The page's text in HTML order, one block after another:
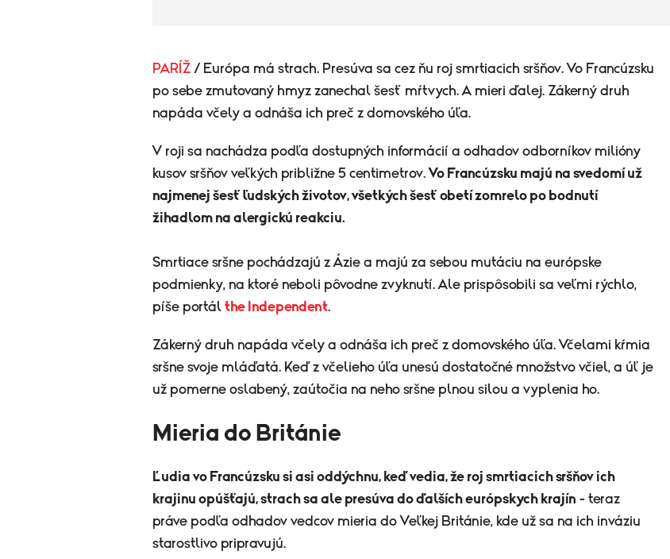
PARÍŽ / Európa má strach. Presúva sa cez ňu roj smrtiacich sršňov. Vo Francúzsku
po sebe zmutovaný hmyz zanechal šesť mŕtvych. A mieri ďalej. Zákerný druh
napáda včely a odnáša ich preč z domovského úľa.
V roji sa nachádza podľa dostupných informácií a odhadov odborníkov milióny
kusov sršňov veľkých približne 5 centimetrov. Vo Francúzsku majú na svedomí už
najmenej šesť ľudských životov, všetkých šesť obetí zomrelo po bodnutí
žihadlom na alergickú reakciu.
Smrtiace sršne pochádzajú z Ázie a majú za sebou mutáciu na európske
podmienky, na ktoré neboli pôvodne zvyknutí. Ale prispôsobili sa veľmi rýchlo,
píše portál the Independent.
Zákerný druh napáda včely a odnáša ich preč z domovského úľa. Včelami kŕmia
sršne svoje mláďatá. Keď z včelieho úľa unesú dostatočné množstvo včiel, a úľ je
už pomerne oslabený, zaútočia na neho sršne plnou silou a vyplenia ho.
Mieria do Británie
Ľudia vo Francúzsku si asi oddýchnu, keď vedia, že roj smrtiacich sršňov ich
krajinu opúšťajú, strach sa ale presúva do ďalších európskych krajín - teraz
práve podľa odhadov vedcov mieria do Veľkej Británie, kde už sa na ich inváziu
starostlivo pripravujú.